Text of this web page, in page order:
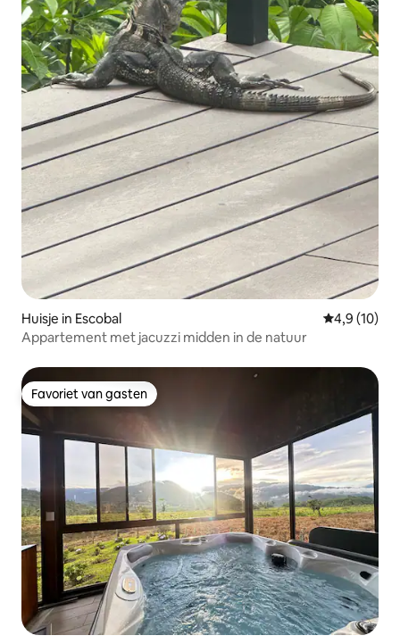
Huisje in Escobal
4,9 (10)
Appartement met jacuzzi midden in de natuur
Favoriet van gasten
Favoriet van gasten